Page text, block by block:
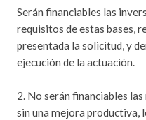
Serán financiables las
requisitos de estas bases,
presentada la solicitud, y
ejecución de la actuación.
2. No serán financiables
sin una mejora productiva,